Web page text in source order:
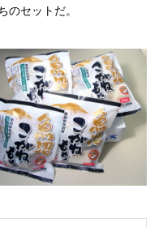
のセットだ。